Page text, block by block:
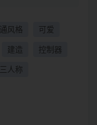
风格 可爱
建造 控制器
人称